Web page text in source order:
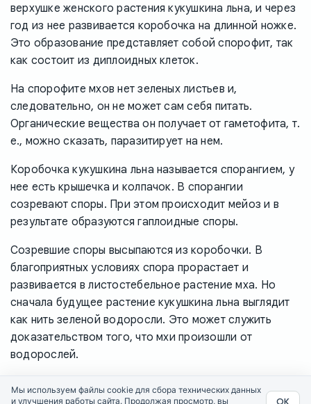
верхушке женского растения кукушкина льна, и через
год из нее развивается коробочка на длинной ножке.
Это образование представляет собой спорофит, так
как состоит из диплоидных клеток.
На спорофите мхов нет зеленых листьев и,
следовательно, он не может сам себя питать.
Органические вещества он получает от гаметофита, т.
е., можно сказать, паразитирует на нем.
Коробочка кукушкина льна называется спорангием, у
нее есть крышечка и колпачок. В спорангии
созревают споры. При этом происходит мейоз и в
результате образуются гаплоидные споры.
Созревшие споры высыпаются из коробочки. В
благоприятных условиях спора прорастает и
развивается в листостебельное растение мха. Но
сначала будущее растение кукушкина льна выглядит
как нить зеленой водоросли. Это может служить
доказательством того, что мхи произошли от
водорослей.
Мы используем файлы cookie для сбора технических данных
и улучшения работы сайта. Продолжая просмотр, вы
ОК